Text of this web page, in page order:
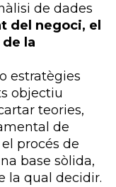
de dades
del negoci, el
la
estratègies
objectiu
teories,
de
procés de
base sòlida,
la qual decidir.